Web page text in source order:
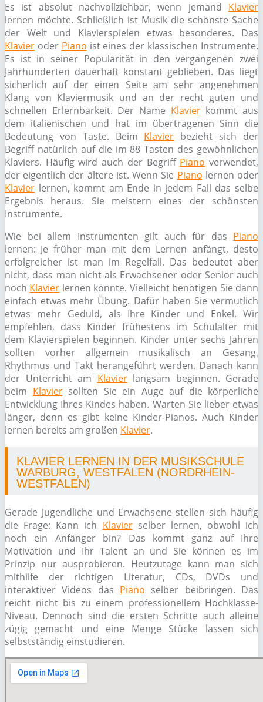
Es ist absolut nachvollziehbar, wenn jemand Klavier
lernen möchte. Schließlich ist Musik die schönste Sache
der Welt und Klavierspielen etwas besonderes. Das
Klavier oder Piano ist eines der klassischen Instrumente.
Es ist in seiner Popularität in den vergangenen zwei
Jahrhunderten dauerhaft konstant geblieben. Das liegt
sicherlich auf der einen Seite am sehr angenehmen
Klang von Klaviermusik und an der recht guten und
schnellen Erlernbarkeit. Der Name Klavierkommt aus
dem italienischen und hat im übertragenen Sinn die
Bedeutung von Taste. Beim Klavier bezieht sich der
Begriff natürlich auf die im 88 Tasten des gewöhnlichen
Klaviers. Häufig wird auch der Begriff Piano verwendet,
der eigentlich der ältere ist. Wenn Sie Piano lernen oder
Klavier lernen, kommt am Ende in jedem Fall das selbe
Ergebnis heraus. Sie meistern eines der schönsten
Instrumente.
Wie bei allem Instrumenten gilt auch für das Piano
lernen: Je früher man mit dem Lernen anfängt, desto
erfolgreicher ist man im Regelfall. Das bedeutet aber
nicht, dass man nicht als Erwachsener oder Senior auch
noch Klavier lernen könnte. Vielleicht benötigen Sie dann
einfach etwas mehr Übung. Dafür haben Sie vermutlich
etwas mehr Geduld, als Ihre Kinder und Enkel. Wir
empfehlen, dass Kinder frühestens im Schulalter mit
dem Klavierspielen beginnen. Kinder unter sechs Jahren
sollten vorher allgemein musikalisch an Gesang,
Rhythmus und Takt herangeführt werden. Danach kann
der Unterricht am Klavierlangsam beginnen. Gerade
beim Klaviersollten Sie ein Auge auf die körperliche
Entwicklung Ihres Kindes haben. Warten Sie lieber etwas
länger, denn es gibt keine Kinder-Pianos. Auch Kinder
lernen bereits am großen Klavier.
KLAVIER LERNEN IN DER MUSIKSCHULE
WARBURG, WESTFALEN (NORDRHEIN-
WESTFALEN)
Gerade Jugendliche und Erwachsene stellen sich häufig
die Frage: Kann ich Klavierselber lernen, obwohl ich
noch ein Anfänger bin? Das kommt ganz auf Ihre
Motivation und Ihr Talent an und Sie können es im
Prinzip nur ausprobieren. Heutzutage kann man sich
mithilfe der richtigen Literatur, CDs, DVDs und
interaktiver Videos das Piano selber beibringen. Das
reicht nicht bis zu einem professionellem Hochklasse-
Niveau. Dennoch sind die ersten Schritte auch alleine
zügig gemacht und eine Menge Stücke lassen sich
selbstständig einstudieren.